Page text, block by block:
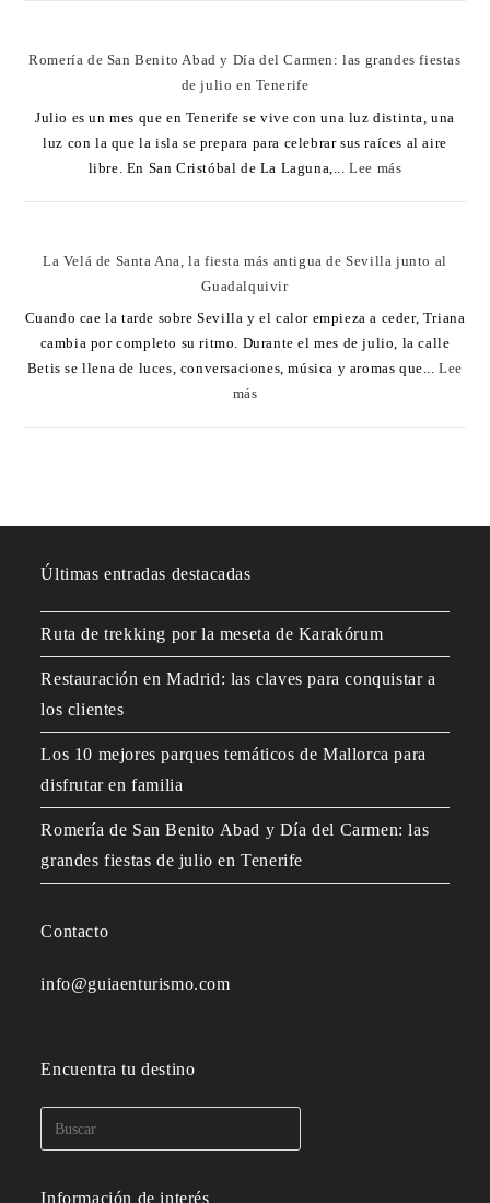
Romería de San Benito Abad y Día del Carmen: las grandes fiestas
de julio en Tenerife
Julio es un mes que en Tenerife se vive con una luz distinta, una
luz con la que la isla se prepara para celebrar sus raíces al aire
libre. En San Cristóbal de La Laguna,...Lee más
La Velá de Santa Ana, la fiesta más antigua de Sevilla junto al
Guadalquivir
Cuando cae la tarde sobre Sevilla y el calor empieza a ceder, Triana
cambia por completo su ritmo. Durante el mes de julio, la calle
Betis se llena de luces, conversaciones, música y aromas que...Lee
más
Últimas entradas destacadas
Ruta de trekking por la meseta de Karakórum
Restauración en Madrid: las claves para conquistar a
los clientes
Los 10 mejores parques temáticos de Mallorca para
disfrutar en familia
Romería de San Benito Abad y Día del Carmen: las
grandes fiestas de julio en Tenerife
Contacto
info@guiaenturismo.com
Encuentra tu destino
Información de interés